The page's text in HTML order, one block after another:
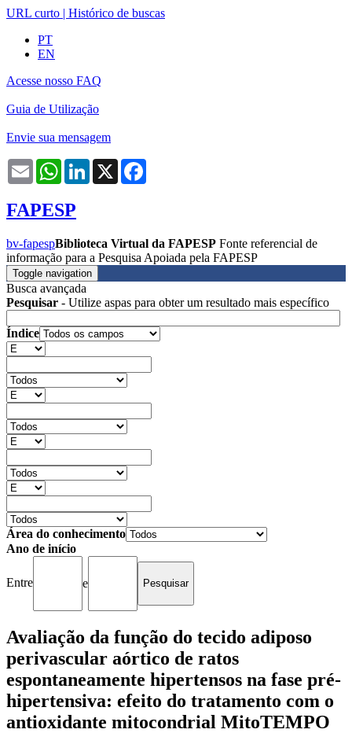
URL curto | Histórico de buscas
PT
EN
Acesse nosso FAQ
Guia de Utilização
Envie sua mensagem
Email WhatsAppLinkedIn
X
FAPESP
bv-fapespBiblioteca Virtual da FAPESP Fonte referencial de
informação para a Pesquisa Apoiada pela FAPESP
Toggle navigation
Busca avançada
Pesquisar - Utilize aspas para obter um resultado mais específico
Índice
Área do conhecimento
Ano de início
Entre e
Avaliação da função do tecido adiposo
perivascular aórtico de ratos
espontaneamente hipertensos na fase pré-
hipertensiva: efeito do tratamento com o
antioxidante mitocondrial MitoTEMPO